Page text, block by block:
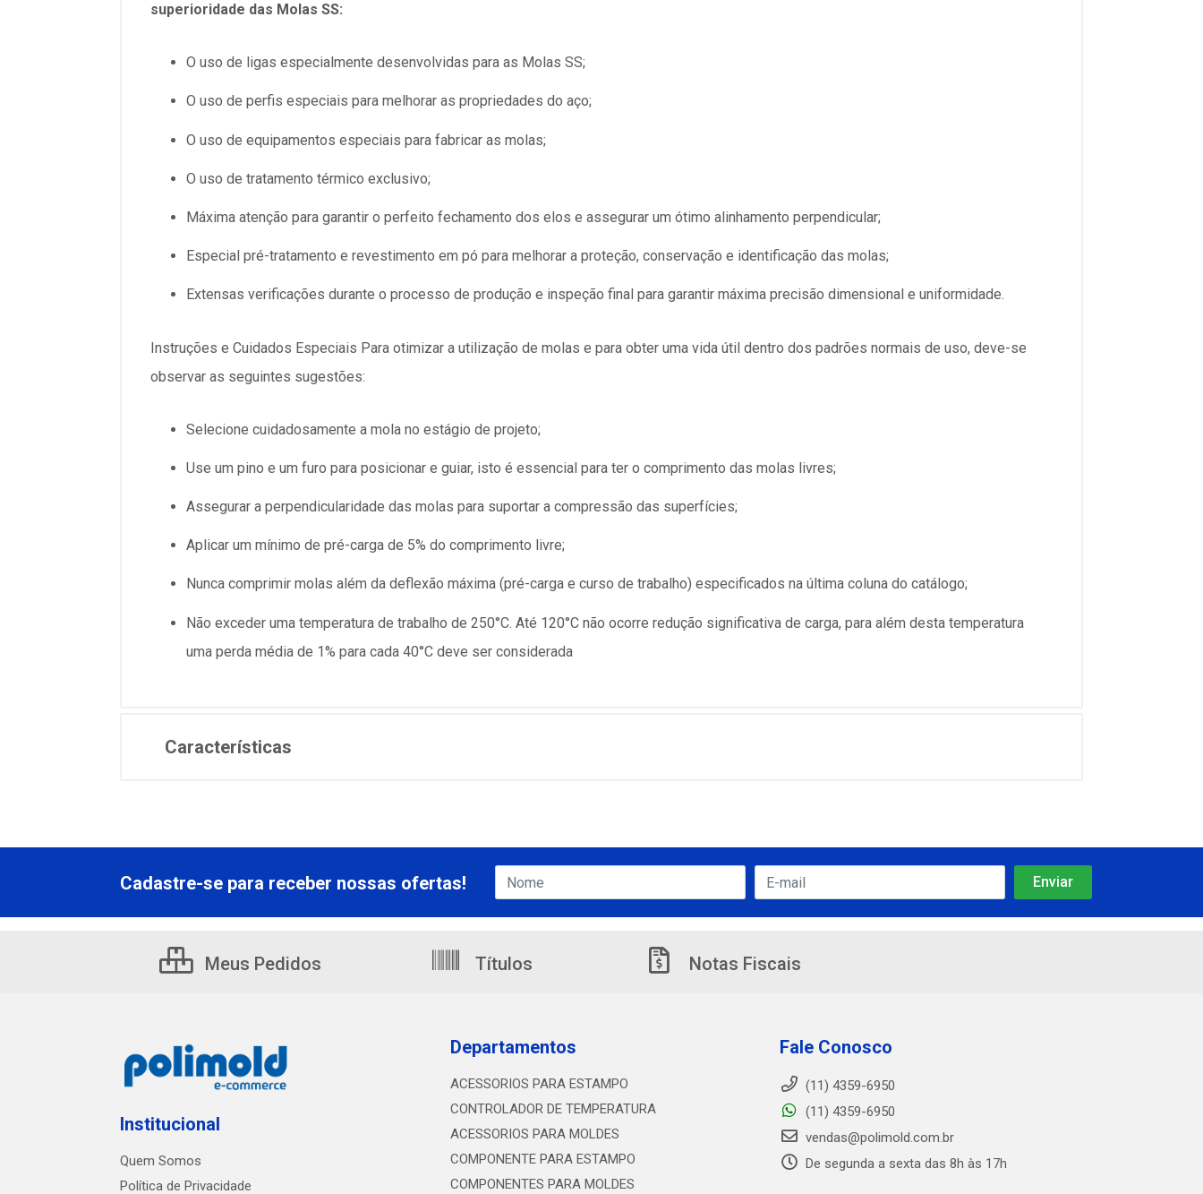
superioridade das Molas SS:
O uso de ligas especialmente desenvolvidas para as Molas SS;
O uso de perfis especiais para melhorar as propriedades do aço;
O uso de equipamentos especiais para fabricar as molas;
O uso de tratamento térmico exclusivo;
Máxima atenção para garantir o perfeito fechamento dos elos e assegurar um ótimo alinhamento perpendicular;
Especial pré-tratamento e revestimento em pó para melhorar a proteção, conservação e identificação das molas;
Extensas verificações durante o processo de produção e inspeção final para garantir máxima precisão dimensional e uniformidade.
Instruções e Cuidados Especiais Para otimizar a utilização de molas e para obter uma vida útil dentro dos padrões normais de uso, deve-se
observar as seguintes sugestões:
Selecione cuidadosamente a mola no estágio de projeto;
Use um pino e um furo para posicionar e guiar, isto é essencial para ter o comprimento das molas livres;
Assegurar a perpendicularidade das molas para suportar a compressão das superfícies;
Aplicar um mínimo de pré-carga de 5% do comprimento livre;
Nunca comprimir molas além da deflexão máxima (pré-carga e curso de trabalho) especificados na última coluna do catálogo;
Não exceder uma temperatura de trabalho de 250°C. Até 120°C não ocorre redução significativa de carga, para além desta temperatura
uma perda média de 1% para cada 40°C deve ser considerada
Características
Cadastre-se para receber nossas ofertas!
Meus Pedidos Títulos Notas Fiscais
Institucional
Quem Somos
Política de Privacidade
Departamentos
ACESSORIOS PARA ESTAMPO
CONTROLADOR DE TEMPERATURA
ACESSORIOS PARA MOLDES
COMPONENTE PARA ESTAMPO
COMPONENTES PARA MOLDES
Fale Conosco
(11) 4359-6950
(11) 4359-6950
vendas@polimold.com.br
De segunda a sexta das 8h às 17h